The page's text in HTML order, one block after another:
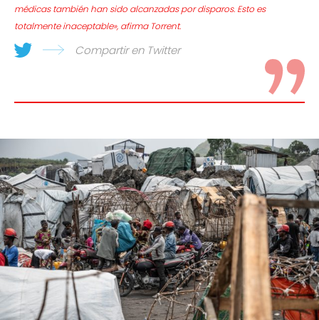
médicas también han sido alcanzadas por disparos. Esto es
totalmente inaceptable», afirma Torrent.
Compartir en Twitter